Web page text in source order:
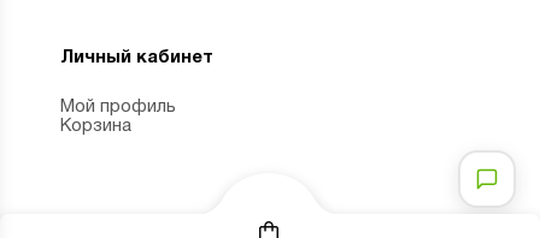
Личный кабинет
Мой профиль
Корзина